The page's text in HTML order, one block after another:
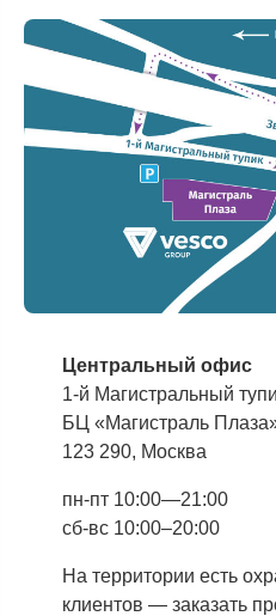
Центральный офис
1-й Магистральный
БЦ «Магистраль
123 290, Москва
пн-пт 10:00—21:00
сб-вс 10:00–20:00
На территории есть
клиентов — заказать